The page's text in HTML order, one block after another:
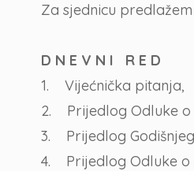
Za sjednicu
D N E V N I R E D
1. Vijećnička pitanja,
2. Prijedlog Odluke o
3. Prijedlog
4. Prijedlog Odluke o